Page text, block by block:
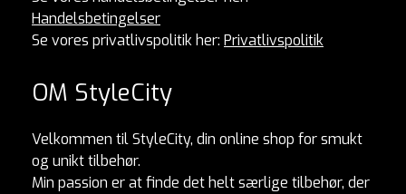
Handelsbetingelser
Se vores privatlivspolitik her: Privatlivspolitik
OM StyleCity
Velkommen til StyleCity, din online shop for smukt
og unikt tilbehør.
Min passion er at finde det helt særlige tilbehør, der